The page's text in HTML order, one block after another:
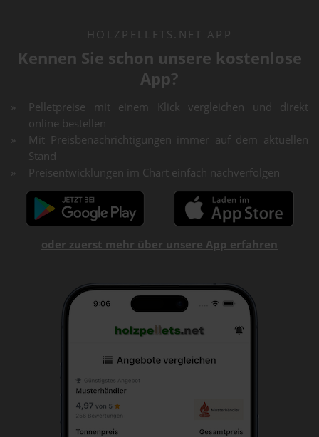
HOLZPELLETS.NET APP
Kennen Sie schon unsere kostenlose
App?
Pelletpreise mit einem Klick vergleichen und direkt
online bestellen
Mit Preisbenachrichtigungen immer auf dem aktuellen
Stand
Preisentwicklungen im Chart einfach nachverfolgen
oder zuerst mehr über unsere App erfahren